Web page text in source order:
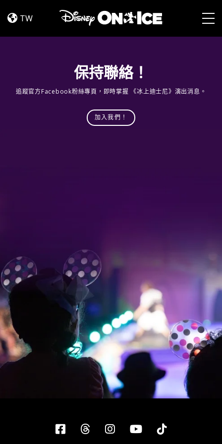
BigTW
保持聯絡！
追蹤官方Facebook粉絲專頁，即時掌握 《冰上迪士尼》演出消息。
加入我們！
Facebook
ThreadsInstagram
YouTubeTiktok